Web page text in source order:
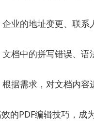
业的地址变更、联系
档中的拼写错误、语
据需求，对文档内容
的PDF编辑技巧，成